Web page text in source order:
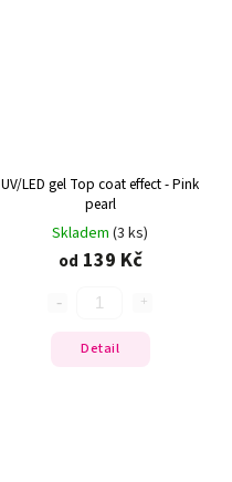
UV/LED gel Top coat effect - Pink
pearl
Skladem (3 ks)
od 139 Kč
Detail